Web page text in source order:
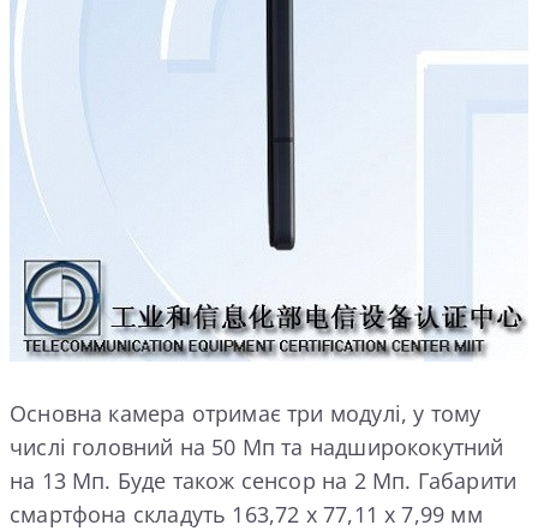
Основна камера отримає три модулі, у тому
числі головний на 50 Мп та надширококутний
на 13 Мп. Буде також сенсор на 2 Мп. Габарити
смартфона складуть 163,72 х 77,11 х 7,99 мм